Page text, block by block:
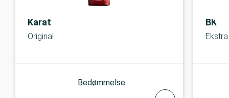
Karat
Original
Bedømmelse
BKI
Ekstra